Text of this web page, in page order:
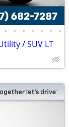
• • • • • • •
/ SUV LT